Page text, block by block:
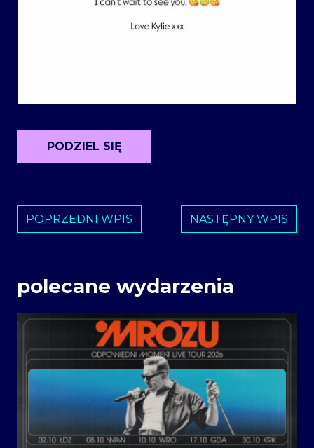
PODZIEL SIĘ
POPRZEDNI WPIS NASTĘPNY WPIS
polecane wydarzenia